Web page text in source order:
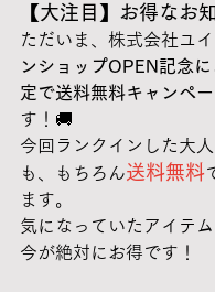
【大注目】お得なお
ただいま、株式会社ユ
ンショップOPEN記念
定で送料無料キャンペ
す！🚚
今回ランクインした大
も、もちろん送料無料
ます。
気になっていたアイテム
今が絶対にお得です！